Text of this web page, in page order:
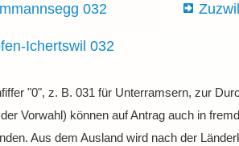
032
Ichertswil 032
"0", z. B. 031 für Unterramsern, zur
Vorwahl) können auf Antrag auch in
Aus dem Ausland wird nach der